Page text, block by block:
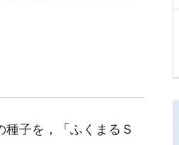
子を，「ふくまるＳ